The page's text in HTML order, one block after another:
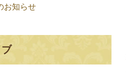
お知らせ